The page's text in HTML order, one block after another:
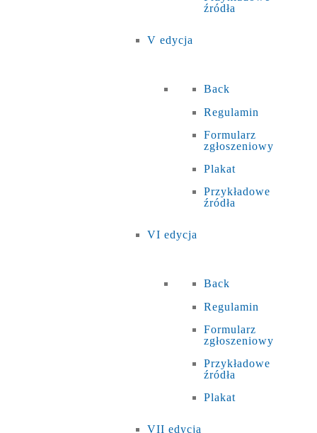
źródła
V edycja
Back
Regulamin
Formularz
zgłoszeniowy
Plakat
Przykładowe
źródła
VI edycja
Back
Regulamin
Formularz
zgłoszeniowy
Przykładowe
źródła
Plakat
VII edycja